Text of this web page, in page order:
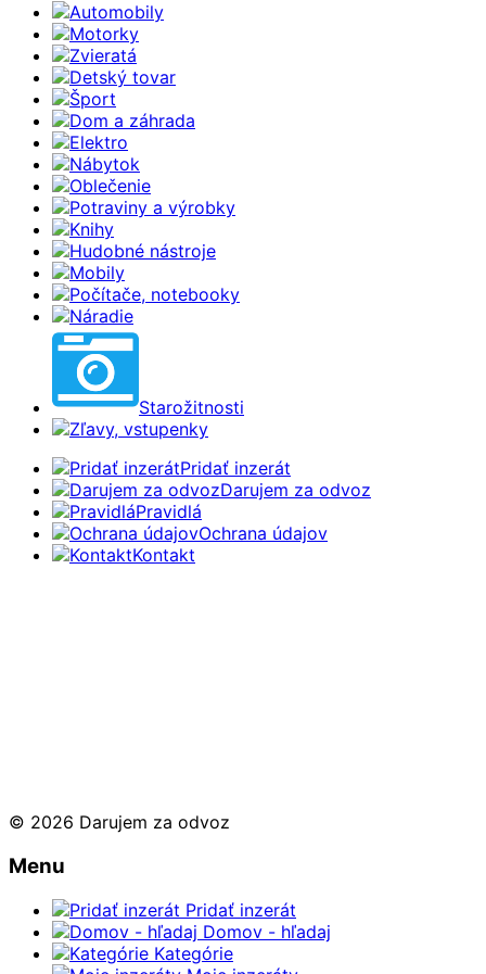
Automobily
Motorky
Zvieratá
Detský tovar
Šport
Dom a záhrada
Elektro
Nábytok
Oblečenie
Potraviny a výrobky
Knihy
Hudobné nástroje
Mobily
Počítače, notebooky
Náradie
Starožitnosti
Zľavy, vstupenky
Pridať inzerát
Darujem za odvoz
Pravidlá
Ochrana údajov
Kontakt
© 2026 Darujem za odvoz
Menu
Pridať inzerát
Domov - hľadaj
Kategórie